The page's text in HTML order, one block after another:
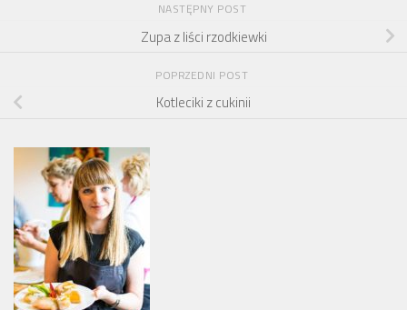
NASTĘPNY POST
Zupa z liści rzodkiewki
POPRZEDNI POST
Kotleciki z cukinii